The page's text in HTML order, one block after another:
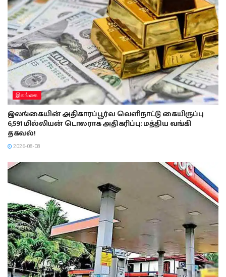
இலங்கை
இலங்கையின் அதிகாரப்பூர்வ வெளிநாட்டு கையிருப்பு
6,591 மில்லியன் டொலராக அதிகரிப்பு: மத்திய வங்கி
தகவல்!
2026-08-08